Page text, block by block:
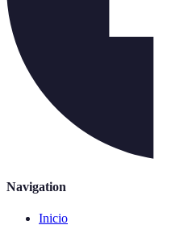
Navigation
Inicio